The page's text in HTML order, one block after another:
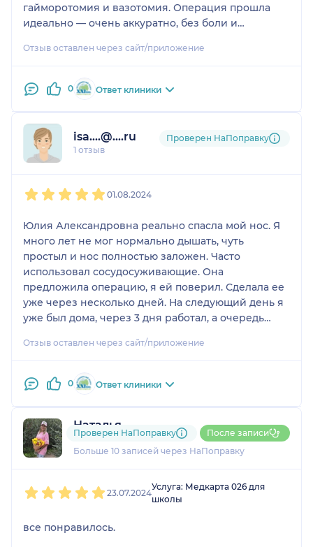
гайморотомия и вазотомия. Операция прошла
идеально — очень аккуратно, без боли и
на связи и после операции: контролировала
процесс восстановления, проводила все
рекомендации. Благодаря такому внимательному
подходу восстановление прошло легко и без
осложнений.
Рада, что попала в такие надежные руки! Спасибо
искреннюю заботу о пациентах!!
Отзыв оставлен через сайт/приложение
0 Ответ клиники
isa....@....ru
1 отзыв
Проверен НаПоправку
01.08.2024
Юлия Александровна реально спасла мой нос. Я
много лет не мог нормально дышать, чуть
простыл и нос полностью заложен. Часто
использовал сосудосуживающие. Она
предложила операцию, я ей поверил. Сделала ее
уже через несколько дней. На следующий день я
уже был дома, через 3 дня работал, а очередь
большое. Убедила меня , сделала все хорошо и я
Отзыв оставлен через сайт/приложение
0 Ответ клиники
Наталья
7 отзывов
Больше 10 записей через НаПоправку
Проверен НаПоправку После записи
23.07.2024
Услуга: Медкарта 026 для
школы
все понравилось.